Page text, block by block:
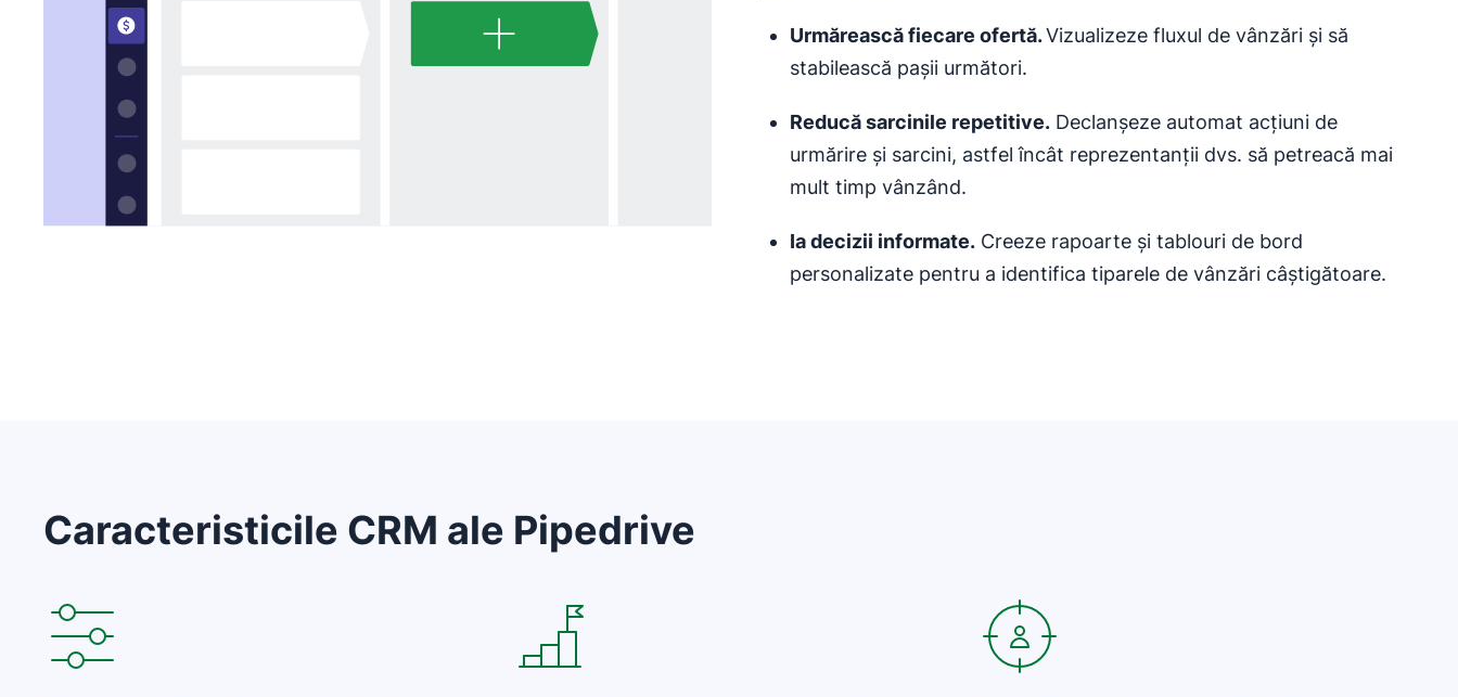
Urmărească fiecare ofertă.Vizualizeze fluxul de vânzări și să
stabilească pașii următori.
Reducăsarcinile repetitive. Declanșeze automat acțiuni de
urmărire și sarcini, astfel încât reprezentanții dvs. să petreacă mai
mult timp vânzând.
Iadecizii informate. Creeze rapoarte și tablouri de bord
personalizate pentru a identifica tiparele de vânzări câștigătoare.
Caracteristicile CRM ale Pipedrive